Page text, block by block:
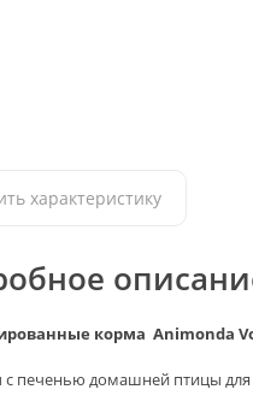
характеристику
корма Animonda
с печенью домашней птицы